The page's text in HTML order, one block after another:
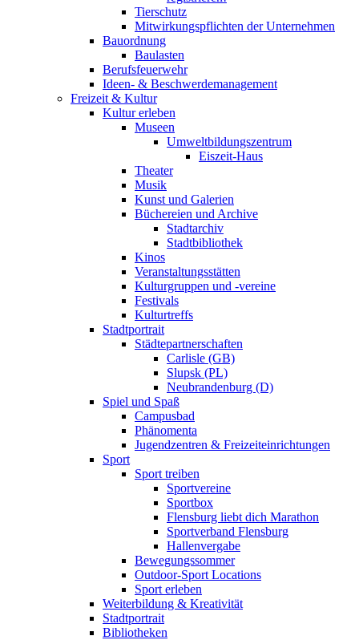
Tierschutz
Mitwirkungspflichten der Unternehmen
Bauordnung
Baulasten
Berufsfeuerwehr
Ideen- & Beschwerdemanagement
Freizeit & Kultur
Kultur erleben
Museen
Umweltbildungszentrum
Eiszeit-Haus
Theater
Musik
Kunst und Galerien
Büchereien und Archive
Stadtarchiv
Stadtbibliothek
Kinos
Veranstaltungsstätten
Kulturgruppen und -vereine
Festivals
Kulturtreffs
Stadtportrait
Städtepartnerschaften
Carlisle (GB)
Slupsk (PL)
Neubrandenburg (D)
Spiel und Spaß
Campusbad
Phänomenta
Jugendzentren & Freizeiteinrichtungen
Sport
Sport treiben
Sportvereine
Sportbox
Flensburg liebt dich Marathon
Sportverband Flensburg
Hallenvergabe
Bewegungssommer
Outdoor-Sport Locations
Sport erleben
Weiterbildung & Kreativität
Stadtportrait
Bibliotheken